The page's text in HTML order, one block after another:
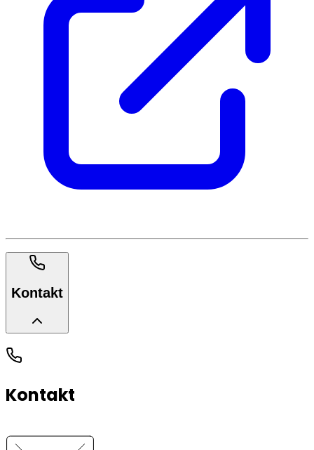
Kontakt
Kontakt